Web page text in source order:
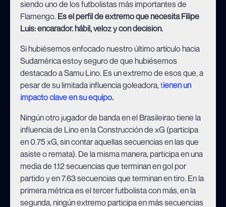
siendo uno de los futbolistas más importantes de
Flamengo. Es el perfil de extremo que necesita Filipe
Luis: encarador. hábil, veloz y con decisión.
Si hubiésemos enfocado nuestro último artículo hacia
Sudamérica estoy seguro de que hubiésemos
destacado a Samu Lino. Es un extremo de esos que, a
pesar de su limitada influencia goleadora,tienen un
impacto clave en su equipo.
Ningún otro jugador de banda en el Brasileirao tiene la
influencia de Lino en la Construcción de xG (participa
en 0.75 xG, sin contar aquellas secuencias en las que
asiste o remata). De la misma manera, participa en una
media de 1.12 secuencias que terminan en gol por
partido y en 7.63 secuencias que terminan en tiro. En la
primera métrica es el tercer futbolista con más, en la
segunda, ningún extremo participa en más secuencias